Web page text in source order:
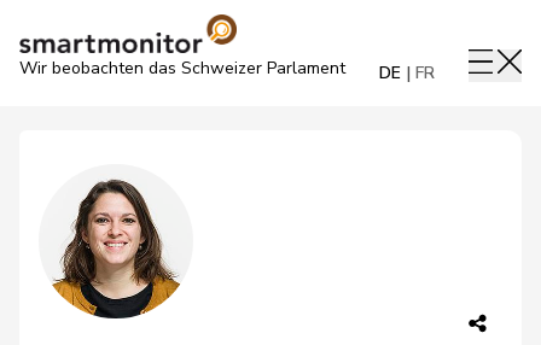
Wir beobachten das Schweizer Parlament DE FR